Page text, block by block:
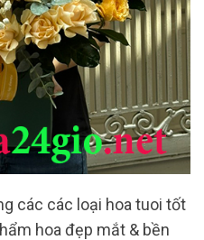
các các loại hoa tuoi tốt
hoa đẹp mắt & bền